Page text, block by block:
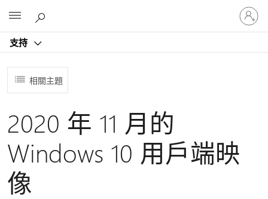
支持
登
入
您
相關主題
2020 年 11 月的
Windows 10 用戶端映
像